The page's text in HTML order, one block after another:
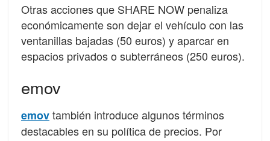
Otras acciones que SHARE NOW penaliza
económicamente son dejar el vehículo con las
ventanillas bajadas (50 euros) y aparcar en
espacios privados o subterráneos (250 euros).
emov
emovtambién introduce algunos términos
destacables en su política de precios. Por